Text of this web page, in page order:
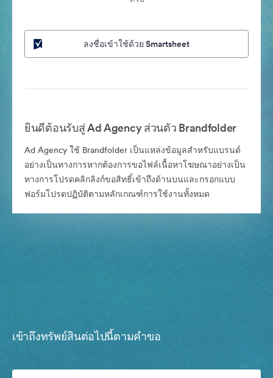
ลงชื่อเข้าใช้ด้วย Smartsheet
ยินดีต้อนรับสู่ Ad Agency ส่วนตัว Brandfolder
Ad Agency ใช้ Brandfolder เป็นแหล่งข้อมูลสำหรับแบรนด์
อย่างเป็นทางการหากต้องการขอไฟล์เนื้อหาโฆษณาอย่างเป็น
ทางการโปรดคลิกลิงก์ขอสิทธิ์เข้าถึงด้านบนและกรอกแบบ
ฟอร์มโปรดปฏิบัติตามหลักเกณฑ์การใช้งานทั้งหมด
เข้าถึงทรัพย์สินต่อไปนี้ตามคำขอ